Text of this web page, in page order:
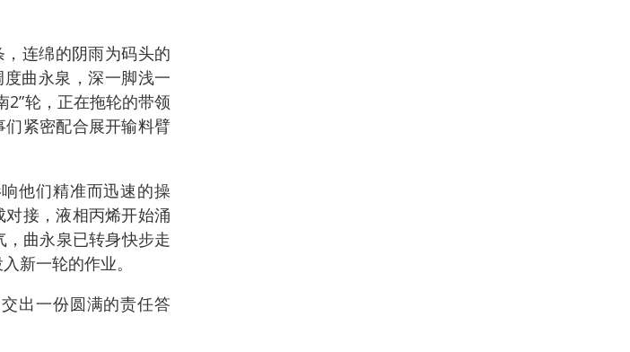
连绵的阴雨为码头的
曲永泉，深一脚浅一
2”轮，正在拖轮的带领
紧密配合展开输料臂
他们精准而迅速的操
接，液相丙烯开始涌
曲永泉已转身快步走
新一轮的作业。
出一份圆满的责任答